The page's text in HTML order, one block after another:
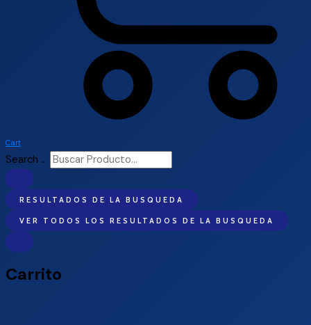
Cart
Search ...
RESULTADOS DE LA BUSQUEDA
VER TODOS LOS RESULTADOS DE LA BUSQUEDA
Carrito